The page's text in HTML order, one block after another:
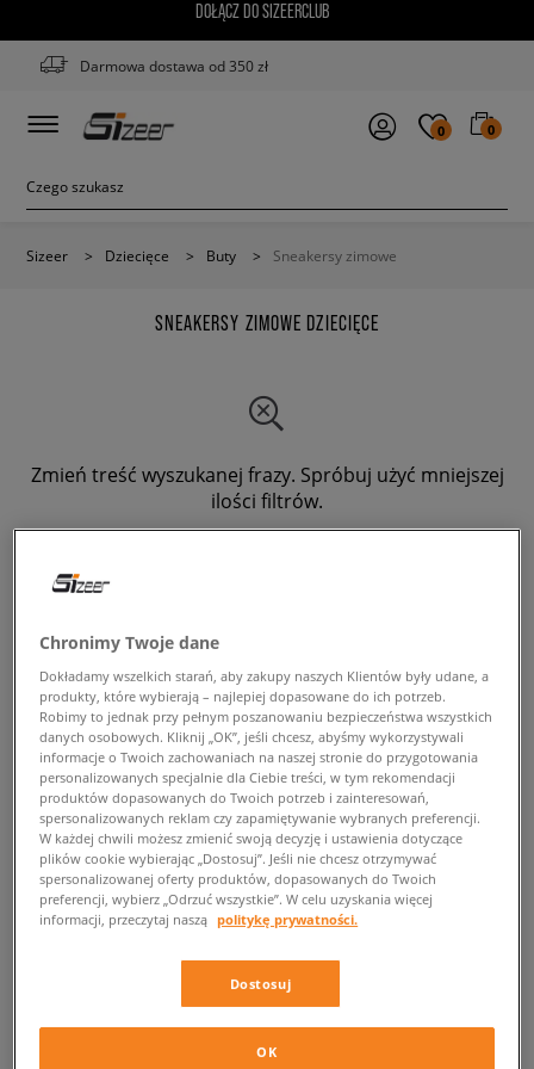
DOŁĄCZ DO SIZEERCLUB
Darmowa dostawa od 350 zł
0 0
Sizeer > Dziecięce > Buty > Sneakersy zimowe
SNEAKERSY ZIMOWE DZIECIĘCE
Zmień treść wyszukanej frazy. Spróbuj użyć mniejszej
ilości filtrów.
Sneakersy zimowe dziecięce
Na pewno doskonale znasz ten tekst z dzieciństwa „Tylko nie zakładaj
adidasów, bo całe Ci przemokną”, ponieważ zdanie to padało (i wciąż
pada) z ust niemal każdego rodzica, dziadka oraz babci zawsze wtedy,
gdy krajobraz dookoła z kolorowych, jesiennych liści zmienia vibe na
nieco bardziej mroźny.
W tym jednak sezonie hasło to staje się kompletnie nieaktualne, gdyż
nowe, młodsze pokolenie z czystym sumieniem może sięgnąć zimową
ociepleniem się klimatu, a raczej z faktem, że najsłynniejsze, sportowe
marki także tym razem postanowiły rozszerzyć swoją ofertę o
, które są wprost spełnieniem marzeń o wygodnym,
trendy. Jeżeli więc na widok śniegowców i kozaków Twoja pociecha
Chronimy Twoje dane
Dokładamy wszelkich starań, aby zakupy naszych Klientów były udane, a
produkty, które wybierają – najlepiej dopasowane do ich potrzeb.
Robimy to jednak przy pełnym poszanowaniu bezpieczeństwa wszystkich
danych osobowych. Kliknij „OK”, jeśli chcesz, abyśmy wykorzystywali
informacje o Twoich zachowaniach na naszej stronie do przygotowania
personalizowanych specjalnie dla Ciebie treści, w tym rekomendacji
produktów dopasowanych do Twoich potrzeb i zainteresowań,
spersonalizowanych reklam czy zapamiętywanie wybranych preferencji.
W każdej chwili możesz zmienić swoją decyzję i ustawienia dotyczące
plików cookie wybierając „Dostosuj”. Jeśli nie chcesz otrzymywać
spersonalizowanej oferty produktów, dopasowanych do Twoich
preferencji, wybierz „Odrzuć wszystkie”. W celu uzyskania więcej
informacji, przeczytaj naszą politykę prywatności.
Dostosuj
OK